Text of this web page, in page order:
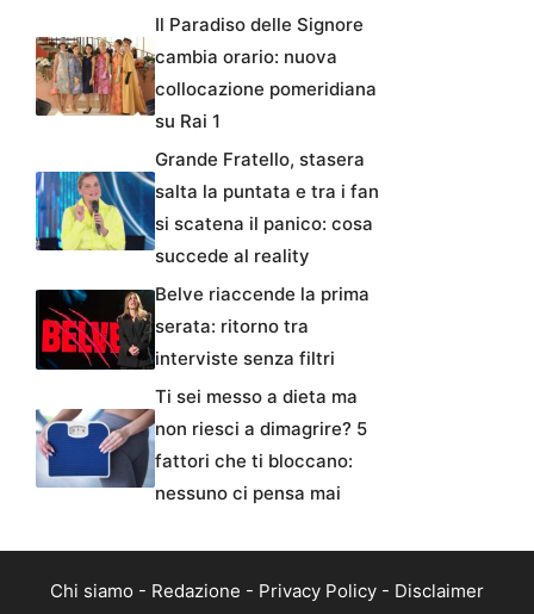
Il Paradiso delle Signore
cambia orario: nuova
collocazione pomeridiana
su Rai 1
Grande Fratello, stasera
salta la puntata e tra i fan
si scatena il panico: cosa
succede al reality
Belve riaccende la prima
serata: ritorno tra
interviste senza filtri
Ti sei messo a dieta ma
non riesci a dimagrire? 5
fattori che ti bloccano:
nessuno ci pensa mai
Chi siamo - Redazione - Privacy Policy - Disclaimer